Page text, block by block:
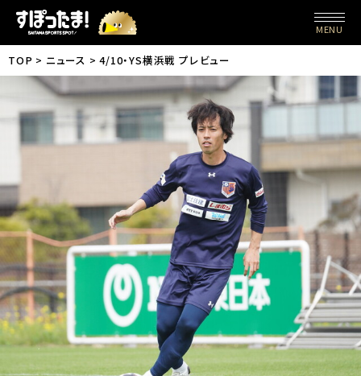
MENU
TOP ニュース 4/10・YS横浜戦 プレビュー